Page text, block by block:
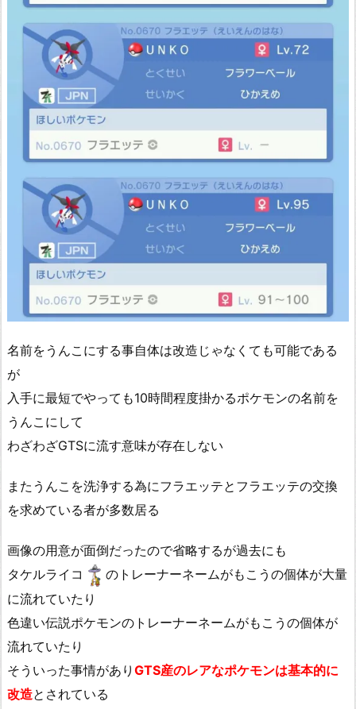
名前をうんこにする事自体は改造じゃなくても可能である
が
入手に最短でやっても10時間程度掛かるポケモンの名前を
うんこにして
わざわざGTSに流す意味が存在しない
またうんこを洗浄する為にフラエッテとフラエッテの交換
を求めている者が多数居る
画像の用意が面倒だったので省略するが過去にも
タケルライコ
のトレーナーネームがもこうの個体が大量
に流れていたり
色違い伝説ポケモンのトレーナーネームがもこうの個体が
流れていたり
そういった事情があり GTS産のレアなポケモンは基本的に
改造とされている